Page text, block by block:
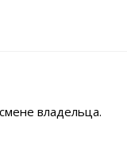
владельца.